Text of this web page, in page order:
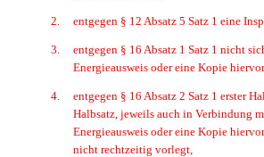
2. entgegen § 12 Absatz 5 Satz 1 eine
3.
entgegen § 16 Absatz 1 Satz 1 nicht
Energieausweis oder eine Kopie
4.
entgegen § 16 Absatz 2 Satz 1 erster
Halbsatz, jeweils auch in Verbindung
Energieausweis oder eine Kopie
nicht rechtzeitig vorlegt,